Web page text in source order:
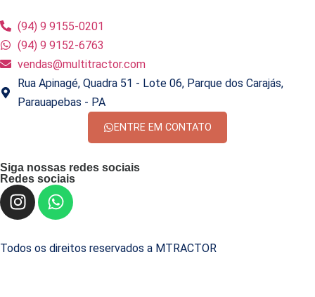
(94) 9 9155-0201
(94) 9 9152-6763
vendas@multitractor.com
Rua Apinagé, Quadra 51 - Lote 06, Parque dos Carajás,
Parauapebas - PA
ENTRE EM CONTATO
Siga nossas redes sociais
Redes sociais
Todos os direitos reservados a MTRACTOR